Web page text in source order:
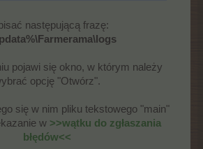
następującą frazę:
pojawi się okno, w którym należy
opcję "Otwórz".
się w nim pliku tekstowego "main"
w >>wątku do zgłaszania
błędów<<